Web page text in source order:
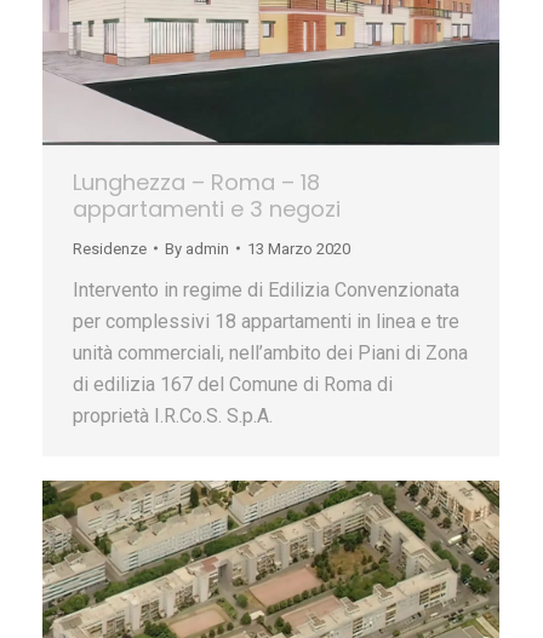
Lunghezza – Roma – 18
appartamenti e 3 negozi
Residenze By admin 13 Marzo 2020
Intervento in regime di Edilizia Convenzionata
per complessivi 18 appartamenti in linea e tre
unità commerciali, nell’ambito dei Piani di Zona
di edilizia 167 del Comune di Roma di
proprietà I.R.Co.S. S.p.A.